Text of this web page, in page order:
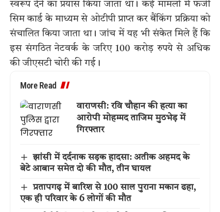
स्वरूप देने का प्रयास किया जाता था। कई मामलों में फर्जी
सिम कार्ड के माध्यम से ओटीपी प्राप्त कर बैंकिंग प्रक्रिया को
संचालित किया जाता था। जांच में यह भी संकेत मिले हैं कि
इस संगठित नेटवर्क के जरिए 100 करोड़ रुपये से अधिक
की जीएसटी चोरी की गई।
More Read
वाराणसी: रवि चौहान की हत्या का
आरोपी मोहम्मद ताजिम मुठभेड़ में
गिरफ्तार
झांसी में दर्दनाक सड़क हादसा: अतीक अहमद के
बेटे आबान समेत दो की मौत, तीन घायल
प्रतापगढ़ में बारिश से 100 साल पुराना मकान ढहा,
एक ही परिवार के 6 लोगों की मौत